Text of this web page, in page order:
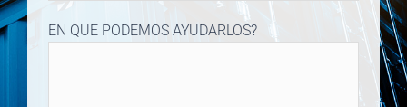
EN QUE PODEMOS AYUDARLOS?